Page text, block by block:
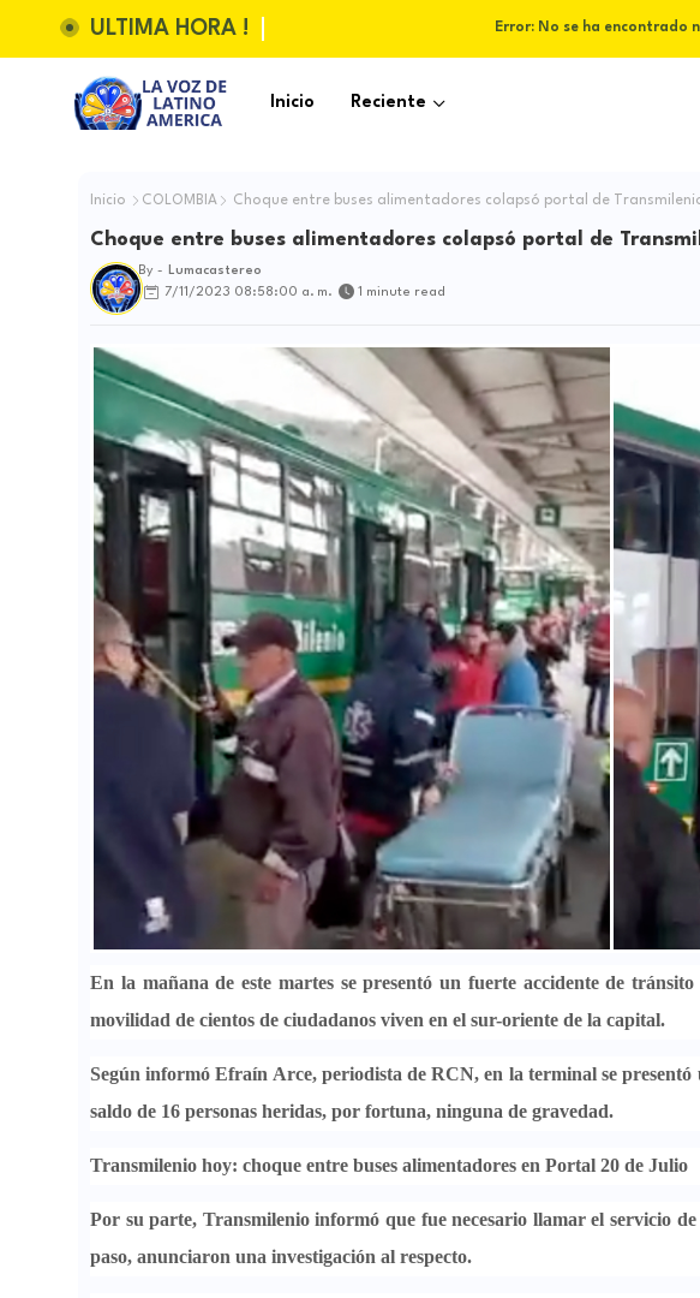
ULTIMA HORA ! Error: No se ha encontrado
Inicio Reciente
Inicio COLOMBIA Choque entre buses alimentadores colapsó portal de
Choque entre buses alimentadores colapsó portal de
By -
Lumacastereo
7/11/2023 08:58:00 a. m.
1 minute read
En la mañana de este martes se presentó un fuerte accidente de
movilidad de cientos de ciudadanos viven en el sur-oriente de la capital.
Según informó Efraín Arce, periodista de RCN, en la terminal se presentó
saldo de 16 personas heridas, por fortuna, ninguna de gravedad.
Transmilenio hoy: choque entre buses alimentadores en Portal 20 de Julio
Por su parte, Transmilenio informó que fue necesario llamar el servicio
paso, anunciaron una investigación al respecto.